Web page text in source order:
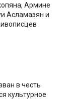
Армине
Асламазян и
в честь
культурное